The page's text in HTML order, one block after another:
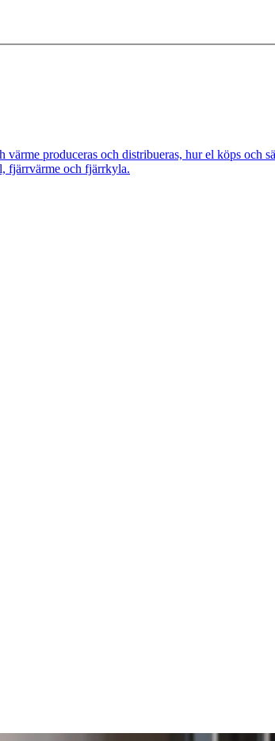
produceras och distribueras, hur el köps och
fjärrvärme och fjärrkyla.